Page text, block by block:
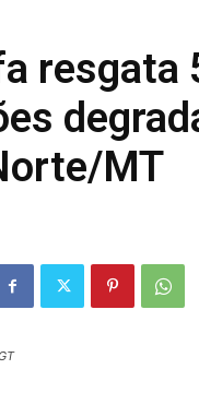
resgata
MT